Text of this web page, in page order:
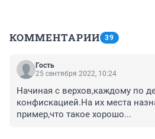
КОММЕНТАРИИ 39
Гость
25 сентября 2022, 10:24
Начиная с верхов,каждому по
конфискацией.На их места
пример,что такое хорошо...